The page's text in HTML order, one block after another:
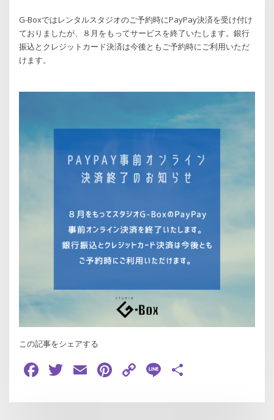
G-Boxではレンタルスタジオのご予約時にPayPay決済を受け付け
ておりましたが、８月をもってサービスを終了いたします。銀行
振込とクレジットカード決済は今後ともご予約時にご利用いただ
けます。
この記事をシェアする
Facebook
Twitter
EmailPinterest
Copy
Line